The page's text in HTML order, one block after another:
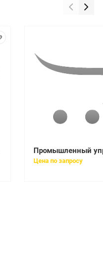
Цена по запросу